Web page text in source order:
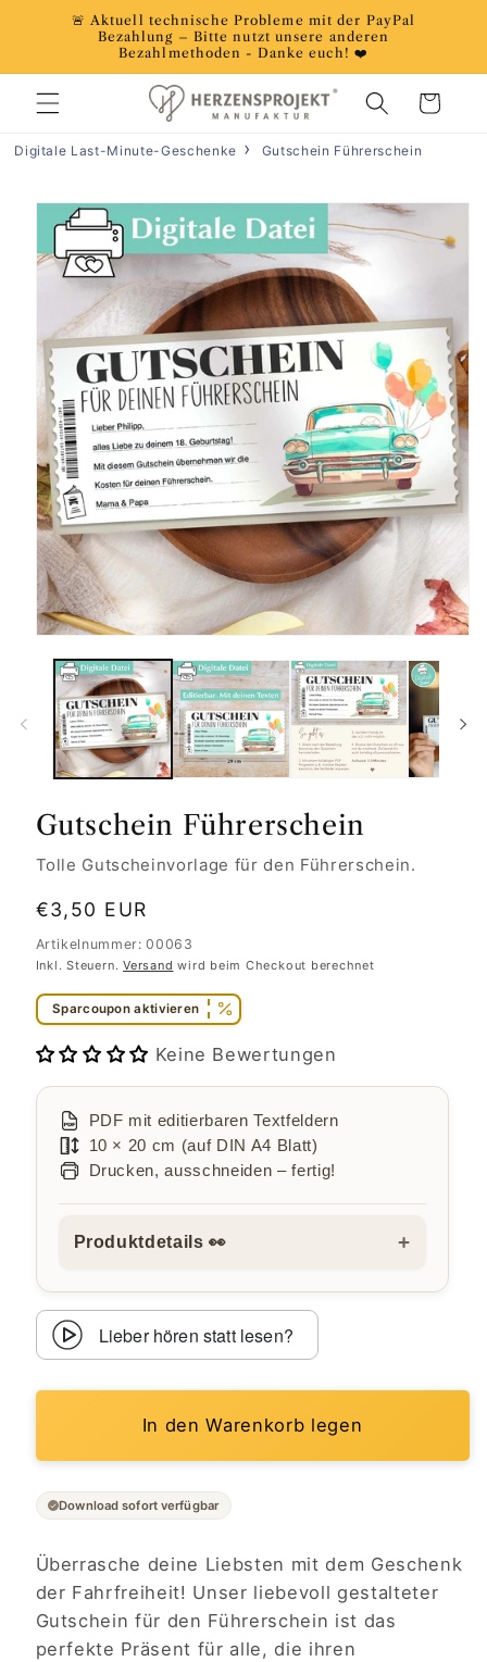
zum🚨 Aktuell technische Probleme mit der PayPal
Bezahlung – Bitte nutzt unsere anderen
Bezahlmethoden - Danke euch! ❤️
Warenkorb
Digitale Last-Minute-Geschenke Gutschein Führerschein
Gutschein Führerschein
Tolle Gutscheinvorlage für den Führerschein.
Normaler
Preis
€3,50 EUR
Artikelnummer: 00063
Inkl. Steuern.Versand wird beim Checkout berechnet
Sparcoupon aktivieren
Keine Bewertungen
PDF mit editierbaren Textfeldern
10 × 20 cm (auf DIN A4 Blatt)
Drucken, ausschneiden – fertig!
Produktdetails 👀 +
Lieber hören statt lesen?
In den Warenkorb legen
Download sofort verfügbar
Überrasche deine Liebsten mit dem Geschenk
der Fahrfreiheit! Unser liebevoll gestalteter
Gutschein für den Führerschein ist das
perfekte Präsent für alle, die ihren